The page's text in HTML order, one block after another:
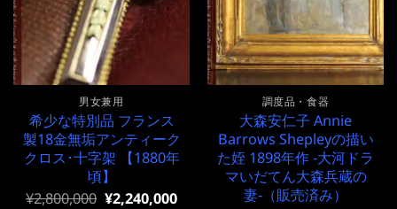
男女兼用
希少な特別品 フランス
製18金無垢アンティーク
クロス･十字架 【1880年
頃】
元
¥2,800,000 現
¥2,240,000
調度品・食器
大森安仁子 Annie
Barrows Shepleyの描い
た姪 1898年作 -大河ドラ
マいだてん大森兵蔵の
妻-（販売済み）